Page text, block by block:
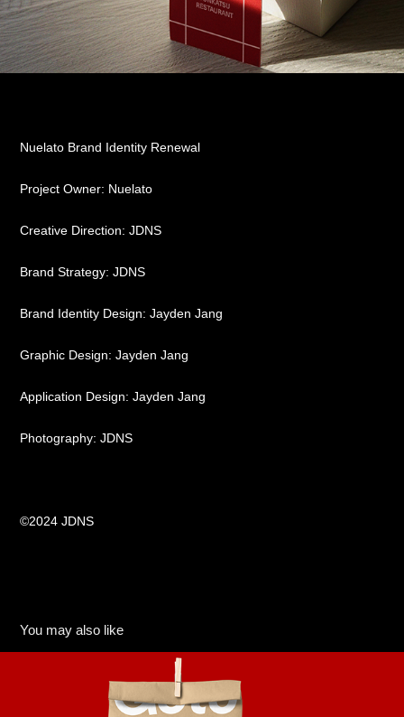
Nuelato Brand Identity Renewal
Project Owner: Nuelato
Creative Direction: JDNS
Brand Strategy: JDNS
Brand Identity Design: Jayden Jang
Graphic Design: Jayden Jang
Application Design: Jayden Jang
Photography: JDNS
©2024 JDNS
You may also like